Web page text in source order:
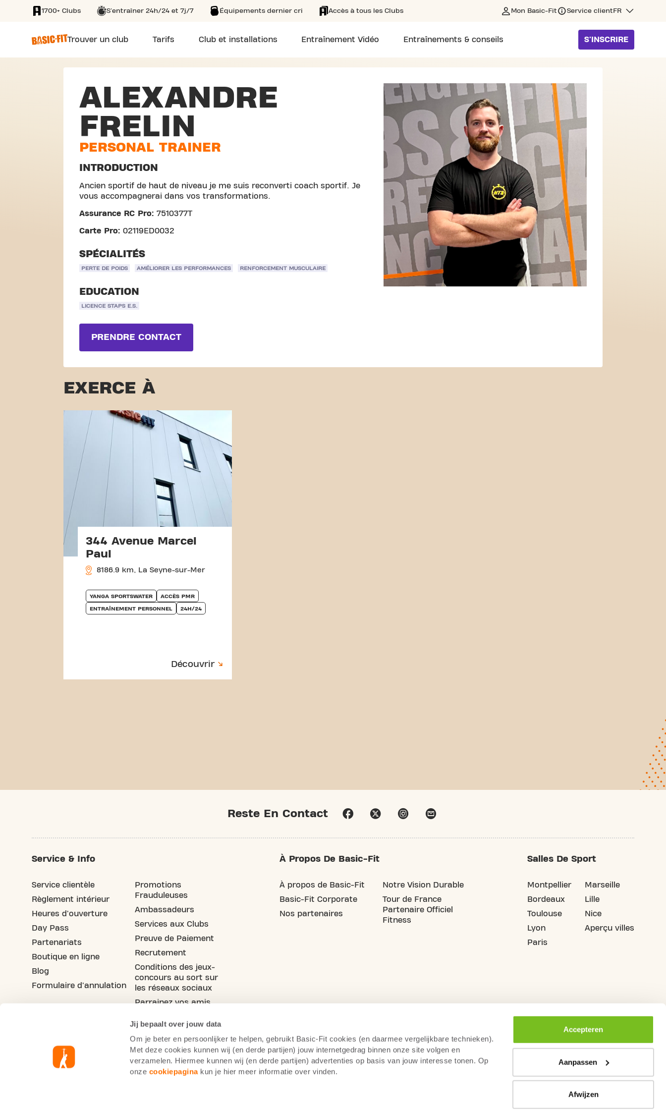
Jij bepaalt over jouw data
Om je beter en persoonlijker te helpen, gebruikt Basic-Fit cookies (en daarmee vergelijkbare technieken).
Met deze cookies kunnen wij (en derde partijen) jouw internetgedrag binnen onze site volgen en
verzamelen. Hiermee kunnen wij (en derde partijen) advertenties op basis van jouw interesse tonen. Op
onze cookiepaginakun je hier meer informatie over vinden.
Accepteren
Aanpassen
Afwijzen
SKIP TO MAIN CONTENT
1700+ Clubs S'entraîner 24h/24 et 7j/7 Équipements dernier cri Accès à tous les Clubs Mon Basic-Fit Service client FR
Trouver un club Tarifs Club et installations Entraînement Vidéo Entraînements & conseils S'INSCRIRE
ALEXANDRE
FRELIN
PERSONAL TRAINER
INTRODUCTION
Ancien sportif de haut de niveau je me suis reconverti coach sportif. Je
vous accompagnerai dans vos transformations.
Assurance RC Pro: 7510377T
Carte Pro: 02119ED0032
SPÉCIALITÉS
PERTE DE POIDS AMÉLIORER LES PERFORMANCES RENFORCEMENT MUSCULAIRE
EDUCATION
LICENCE STAPS E.S.
PRENDRE CONTACT
EXERCE À
344 Avenue Marcel
Paul
8186.9 km, La Seyne-sur-Mer
YANGA SPORTSWATER ACCÈS PMR
ENTRAÎNEMENT PERSONNEL 24H/24
Découvrir
Reste En Contact
Service & Info
Service clientèle
Règlement intérieur
Heures d'ouverture
Day Pass
Partenariats
Boutique en ligne
Blog
Formulaire d'annulation
Promotions
Frauduleuses
Ambassadeurs
Services aux Clubs
Preuve de Paiement
Recrutement
Conditions des jeux-
concours au sort sur
les réseaux sociaux
Parrainez vos amis
À Propos De Basic-Fit
À propos de Basic-Fit
Basic-Fit Corporate
Nos partenaires
Notre Vision Durable
Tour de France
Partenaire Officiel
Fitness
Salles De Sport
Montpellier
Bordeaux
Toulouse
Lyon
Paris
Marseille
Lille
Nice
Aperçu villes